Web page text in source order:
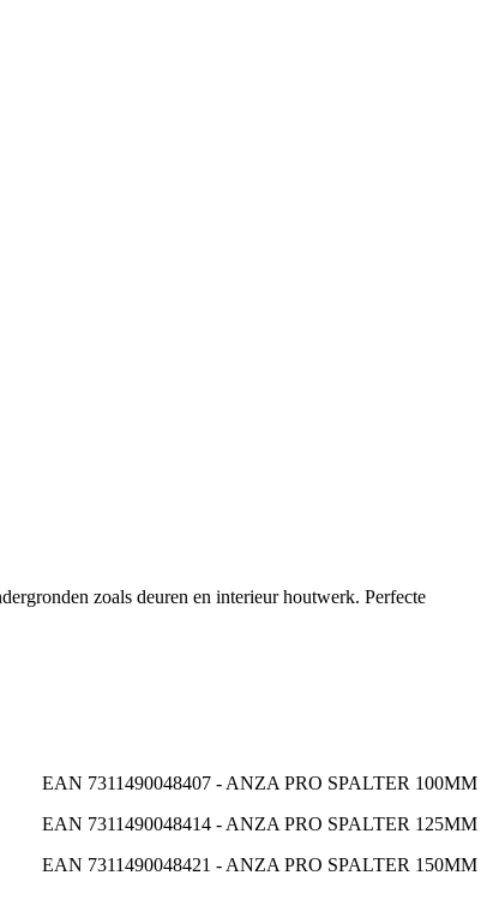
zoals deuren en interieur houtwerk. Perfecte
EAN 7311490048407 - ANZA PRO SPALTER 100MM
EAN 7311490048414 - ANZA PRO SPALTER 125MM
EAN 7311490048421 - ANZA PRO SPALTER 150MM